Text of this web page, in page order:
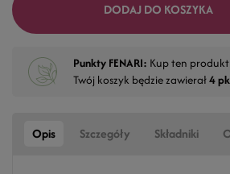
DODAJ DO KOSZYKA
Punkty FENARI: Kup ten
Twój koszyk będzie zawierał4
Opis Szczegóły Składniki